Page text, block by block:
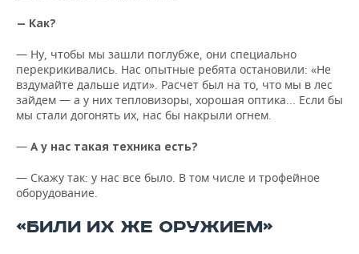
— Как?
— Ну, чтобы мы зашли поглубже, они специально
перекрикивались. Нас опытные ребята остановили: «Не
вздумайте дальше идти». Расчет был на то, что мы в лес
зайдем — а у них тепловизоры, хорошая оптика... Если бы
мы стали догонять их, нас бы накрыли огнем.
— А у нас такая техника есть?
— Скажу так: у нас все было. В том числе и трофейное
оборудование.
«БИЛИ ИХ ЖЕ ОРУЖИЕМ»